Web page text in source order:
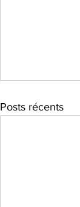
Posts récents